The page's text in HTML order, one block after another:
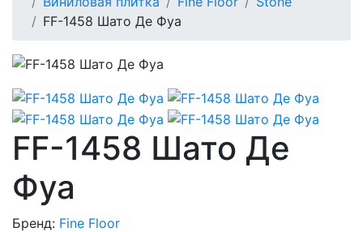
FF-1458 Шато Де Фуа
FF-1458 Шато Де
Фуа
Бренд: Fine Floor